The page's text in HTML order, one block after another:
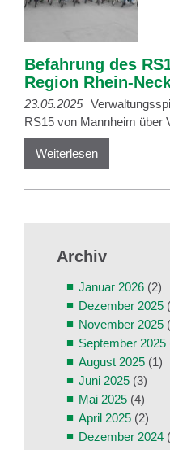
Befahrung des
Region Rhein-
23.05.2025
RS15 von Mannheim über
Weiterlesen
Archiv
Januar 2026 (2)
Dezember 2025
November 2025
September 2025
August 2025 (1)
Juni 2025 (3)
Mai 2025 (4)
April 2025 (2)
Dezember 2024